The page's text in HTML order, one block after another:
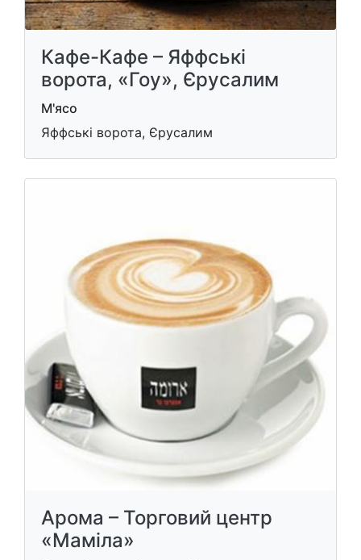
Кафе-Кафе – Яффські
ворота, «Гоу», Єрусалим
М'ясо
Яффські ворота, Єрусалим
Арома – Торговий центр
«Маміла»